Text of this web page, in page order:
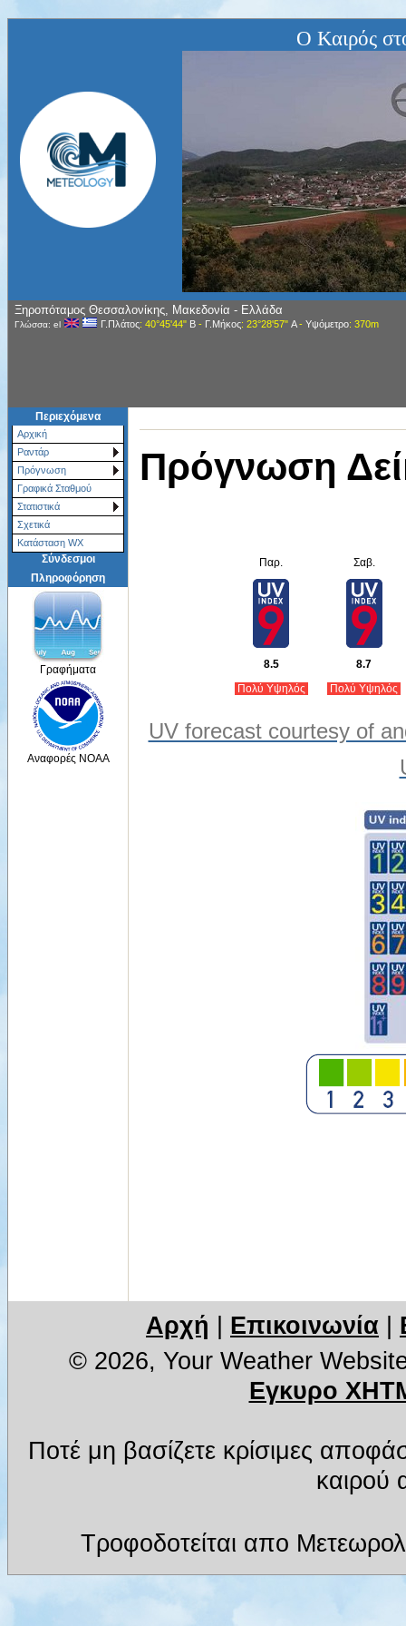
Ο Καιρός
Ξηροπόταμος Θεσσαλονίκης, Μακεδονία - Ελλάδα
Γλώσσα: el Γ.Πλάτος: 40°45'44" Β- Γ.Μήκος: 23°28'57" Α- Υψόμετρο: 370m
Περιεχόμενα
Αρχική
Ραντάρ
Πρόγνωση
Γραφικά Σταθμού
Στατιστικά
Σχετικά
Κατάσταση WX
Σύνδεσμοι
Πληροφόρηση
Γραφήματα
Αναφορές NOAA
Πρόγνωση
Παρ. Σαβ.
8.5
8.7
Πολύ Υψηλός
Πολύ Υψηλός
UV forecast courtesy of
Αρχή Επικοινωνία
© 2026, Your Weather
Εγκυρο
Ποτέ μη βασίζετε κρίσιμες
καιρού
Τροφοδοτείται απο